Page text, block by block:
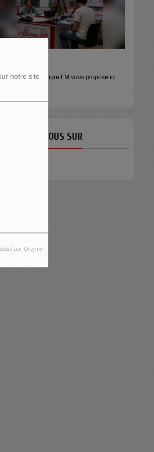
notre site
par Orejime
baladeurs Aligre FM vous propose ici
NOUS SUR